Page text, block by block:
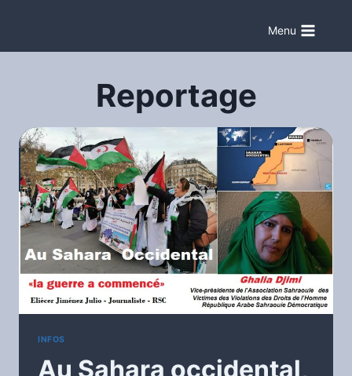
contenu
Menu
Reportage
INFOS
Au Sahara occidental,